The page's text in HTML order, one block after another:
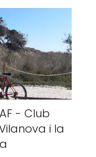
- Club
i la